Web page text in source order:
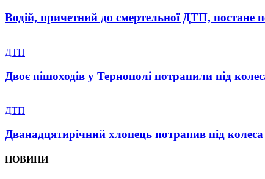
Водій, причетний до смертельної ДТП, постане
ДТП
Двоє пішоходів у Тернополі потрапили під
ДТП
Дванадцятирічний хлопець потрапив під
НОВИНИ